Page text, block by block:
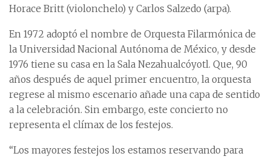
Horace Britt (violonchelo) y Carlos Salzedo (arpa).
En 1972 adoptó el nombre de Orquesta Filarmónica de
la Universidad Nacional Autónoma de México, y desde
1976 tiene su casa en la Sala Nezahualcóyotl. Que, 90
años después de aquel primer encuentro, la orquesta
regrese al mismo escenario añade una capa de sentido
a la celebración. Sin embargo, este concierto no
representa el clímax de los festejos.
“Los mayores festejos los estamos reservando para